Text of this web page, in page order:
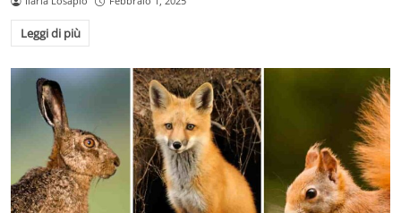
Leggi di più